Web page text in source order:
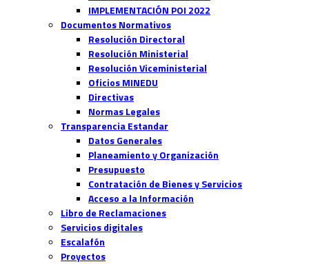
IMPLEMENTACIÓN POI 2022
Documentos Normativos
Resolución Directoral
Resolución Ministerial
Resolución Viceministerial
Oficios MINEDU
Directivas
Normas Legales
Transparencia Estandar
Datos Generales
Planeamiento y Organización
Presupuesto
Contratación de Bienes y Servicios
Acceso a la Información
Libro de Reclamaciones
Servicios digitales
Escalafón
Proyectos